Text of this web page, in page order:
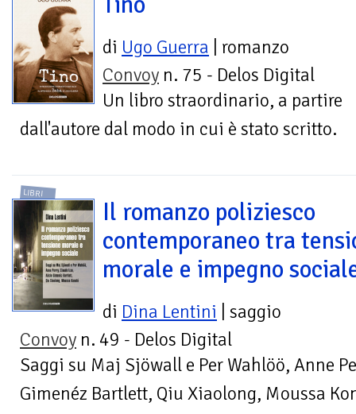
di Ugo Guerra | romanzo
Convoy n. 75 - Delos Digital
Un libro straordinario, a partire
dall'autore dal modo in cui è stato scritto.
LIBRI
Il romanzo poliziesco
contemporaneo tra
morale e impegno
di Dina Lentini | saggio
Convoy n. 49 - Delos Digital
Saggi su Maj Sjöwall e Per Wahlöö, Anne
Gimenéz Bartlett, Qiu Xiaolong, Moussa